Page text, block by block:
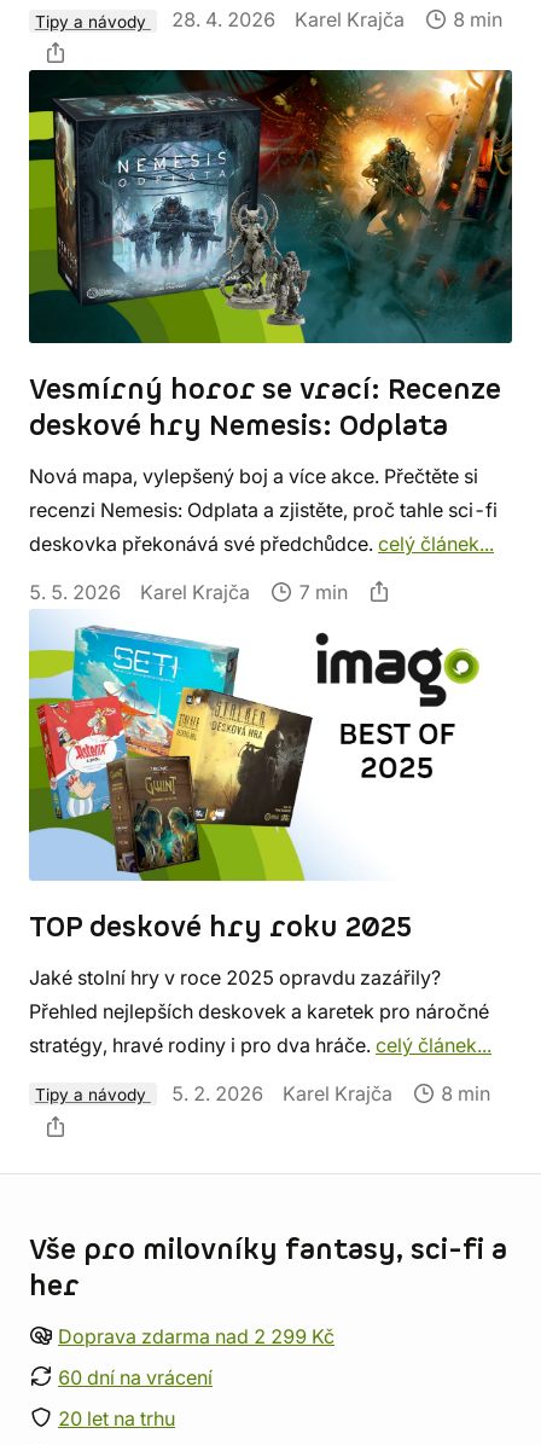
Tipy a návody 28. 4. 2026 Karel Krajča 8 min
Vesmírný horor se vrací: Recenze
deskové hry Nemesis: Odplata
Nová mapa, vylepšený boj a více akce. Přečtěte si
recenzi Nemesis: Odplata a zjistěte, proč tahle sci-fi
deskovka překonává své předchůdce. celý článek...
5. 5. 2026
Karel Krajča 7 min
TOP deskové hry roku 2025
Jaké stolní hry v roce 2025 opravdu zazářily?
Přehled nejlepších deskovek a karetek pro náročné
stratégy, hravé rodiny i pro dva hráče. celý článek...
Tipy a návody 5. 2. 2026 Karel Krajča 8 min
Vše pro milovníky fantasy, sci-fi a
her
Doprava zdarma nad 2 299 Kč
60 dní na vrácení
20 let na trhu